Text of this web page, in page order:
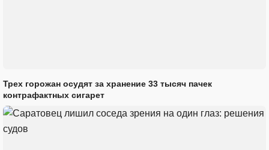
Трех горожан осудят за хранение 33 тысяч пачек
контрафактных сигарет